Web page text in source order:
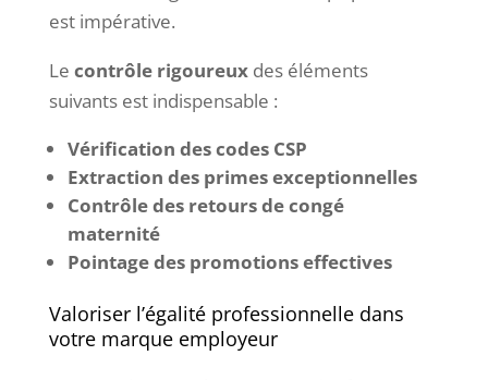
est impérative.
Le contrôle rigoureuxdes éléments
suivants est indispensable :
Vérification des codes CSP
Extraction des primes exceptionnelles
Contrôle des retours de congé
maternité
Pointage des promotions effectives
Valoriser l’égalité professionnelle dans
votre marque employeur